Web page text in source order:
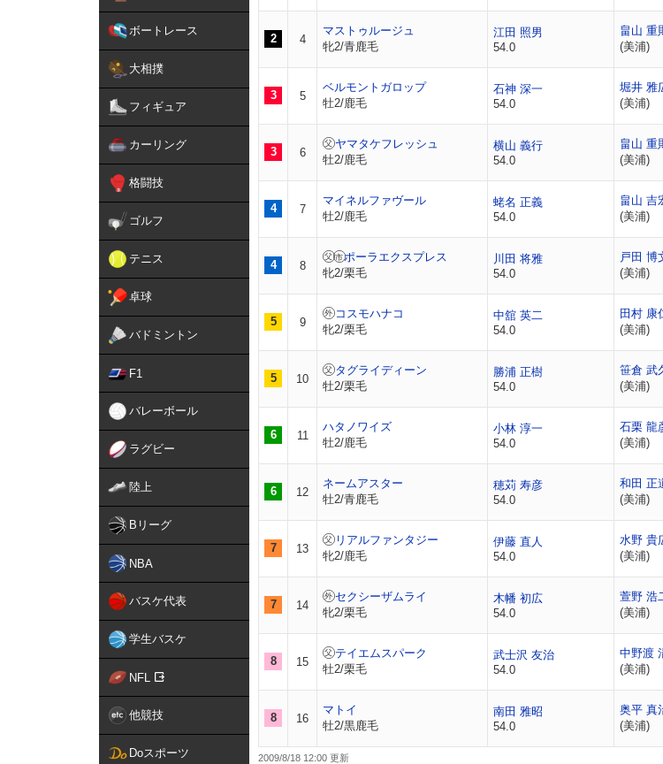
ボートレース
大相撲
フィギュア
カーリング
格闘技
ゴルフ
テニス
卓球
バドミントン
F1
バレーボール
ラグビー
陸上
Bリーグ
NBA
バスケ代表
学生バスケ
NFL
他競技
Doスポーツ
2 4
マストゥルージュ
牝2/青鹿毛
江田 照男
54.0
畠山 重
(美浦)
3 5
ベルモントガロップ
牡2/鹿毛
石神 深一
54.0
堀井 雅
(美浦)
3 6
ヤマタケフレッシュ
牡2/鹿毛
横山 義行
54.0
畠山 重
(美浦)
4 7
マイネルファヴール
牡2/鹿毛
蛯名 正義
54.0
畠山 吉
(美浦)
4 8
ポーラエクスプレス
牝2/栗毛
川田 将雅
54.0
戸田 博
(美浦)
5 9
コスモハナコ
牝2/栗毛
中舘 英二
54.0
田村 康
(美浦)
5 10
タグライディーン
牡2/栗毛
勝浦 正樹
54.0
笹倉 武
(美浦)
6 11
ハタノワイズ
牡2/鹿毛
小林 淳一
54.0
石栗 龍
(美浦)
6 12
ネームアスター
牡2/青鹿毛
穂苅 寿彦
54.0
和田 正
(美浦)
7 13
リアルファンタジー
牝2/鹿毛
伊藤 直人
54.0
水野 貴
(美浦)
7 14
セクシーザムライ
牝2/栗毛
木幡 初広
54.0
萱野 浩
(美浦)
8 15
テイエムスパーク
牡2/栗毛
武士沢 友治
54.0
中野渡
(美浦)
8 16
マトイ
牡2/黒鹿毛
南田 雅昭
54.0
奥平 真
(美浦)
2009/8/18 12:00